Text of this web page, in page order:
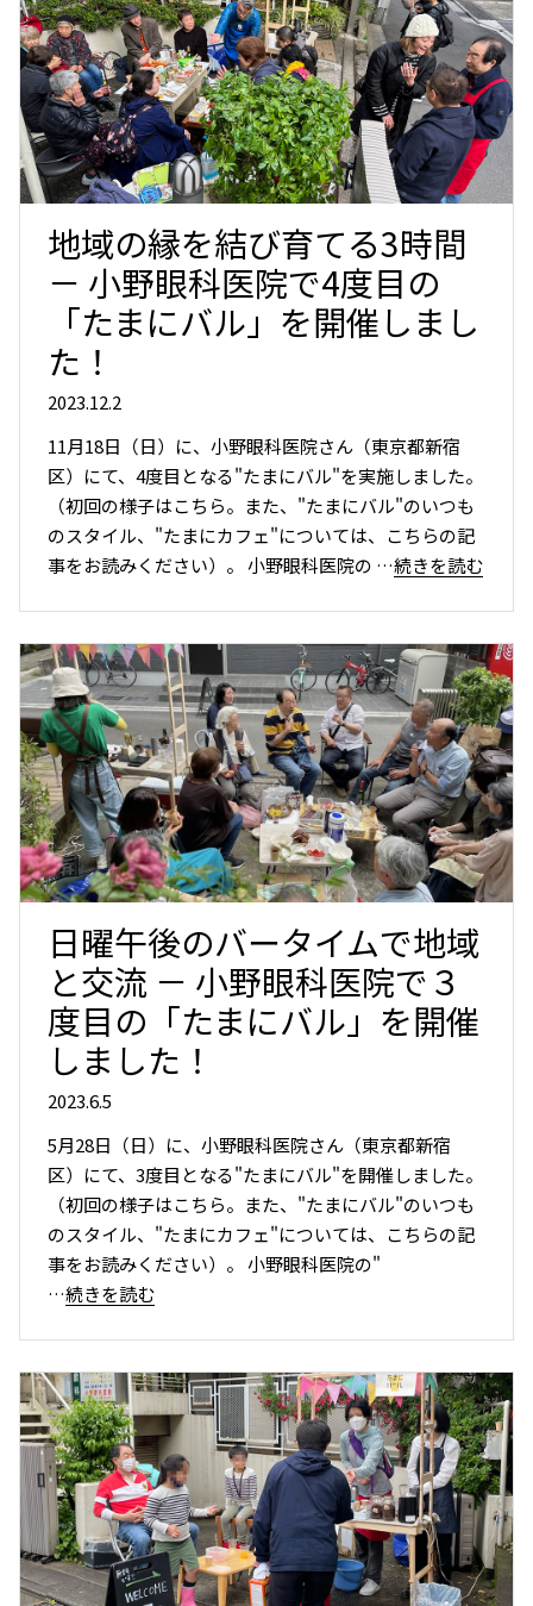
地域の縁を結び育てる3時間
－ 小野眼科医院で4度目の
「たまにバル」を開催しまし
た！
2023.12.2
11月18日（日）に、小野眼科医院さん（東京都新宿
区）にて、4度目となる"たまにバル"を実施しました。
（初回の様子はこちら。また、"たまにバル"のいつも
のスタイル、"たまにカフェ"については、こちらの記
事をお読みください）。 小野眼科医院の …続きを読む
日曜午後のバータイムで地域
と交流 － 小野眼科医院で３
度目の「たまにバル」を開催
しました！
2023.6.5
5月28日（日）に、小野眼科医院さん（東京都新宿
区）にて、3度目となる"たまにバル"を開催しました。
（初回の様子はこちら。また、"たまにバル"のいつも
のスタイル、"たまにカフェ"については、こちらの記
事をお読みください）。 小野眼科医院の"
…続きを読む